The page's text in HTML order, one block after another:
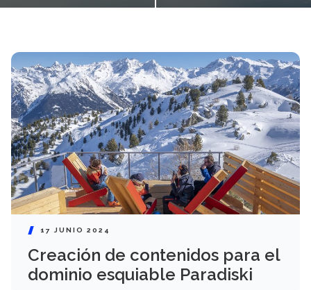
17 JUNIO 2024
Creación de contenidos para el
dominio esquiable Paradiski